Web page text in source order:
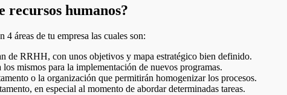
recursos humanos?
4 áreas de tu empresa las cuales son:
de RRHH, con unos objetivos y mapa estratégico bien definido.
mismos para la implementación de nuevos programas.
o la organización que permitirán homogenizar los procesos.
en especial al momento de abordar determinadas tareas.